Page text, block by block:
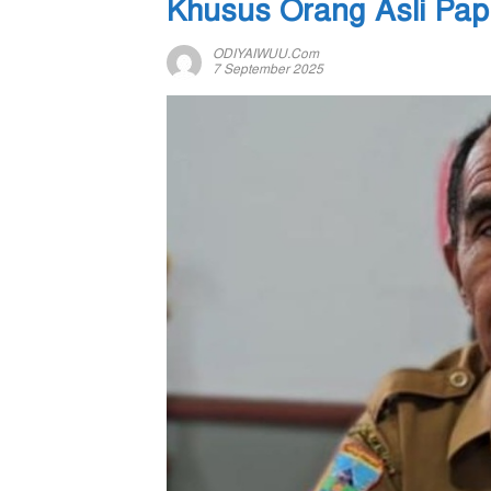
Khusus Orang Asli
ODIYAIWUU.com
7 September 2025